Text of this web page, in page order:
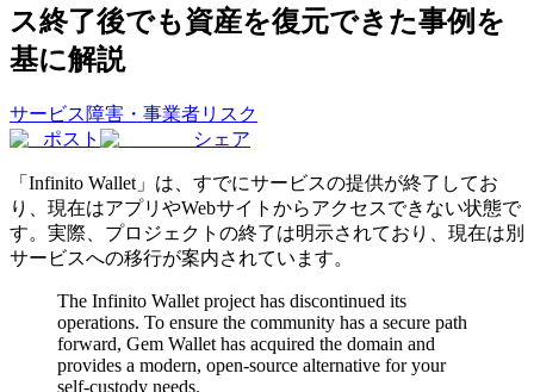
ス終了後でも資産を復元できた事例を
基に解説
サービス障害・事業者リスク
ポスト
シェア
「Infinito Wallet」は、すでにサービスの提供が終了してお
り、現在はアプリやWebサイトからアクセスできない状態で
す。実際、プロジェクトの終了は明示されており、現在は別
サービスへの移行が案内されています。
The Infinito Wallet project has discontinued its
operations. To ensure the community has a secure path
forward, Gem Wallet has acquired the domain and
provides a modern, open-source alternative for your
self-custody needs.